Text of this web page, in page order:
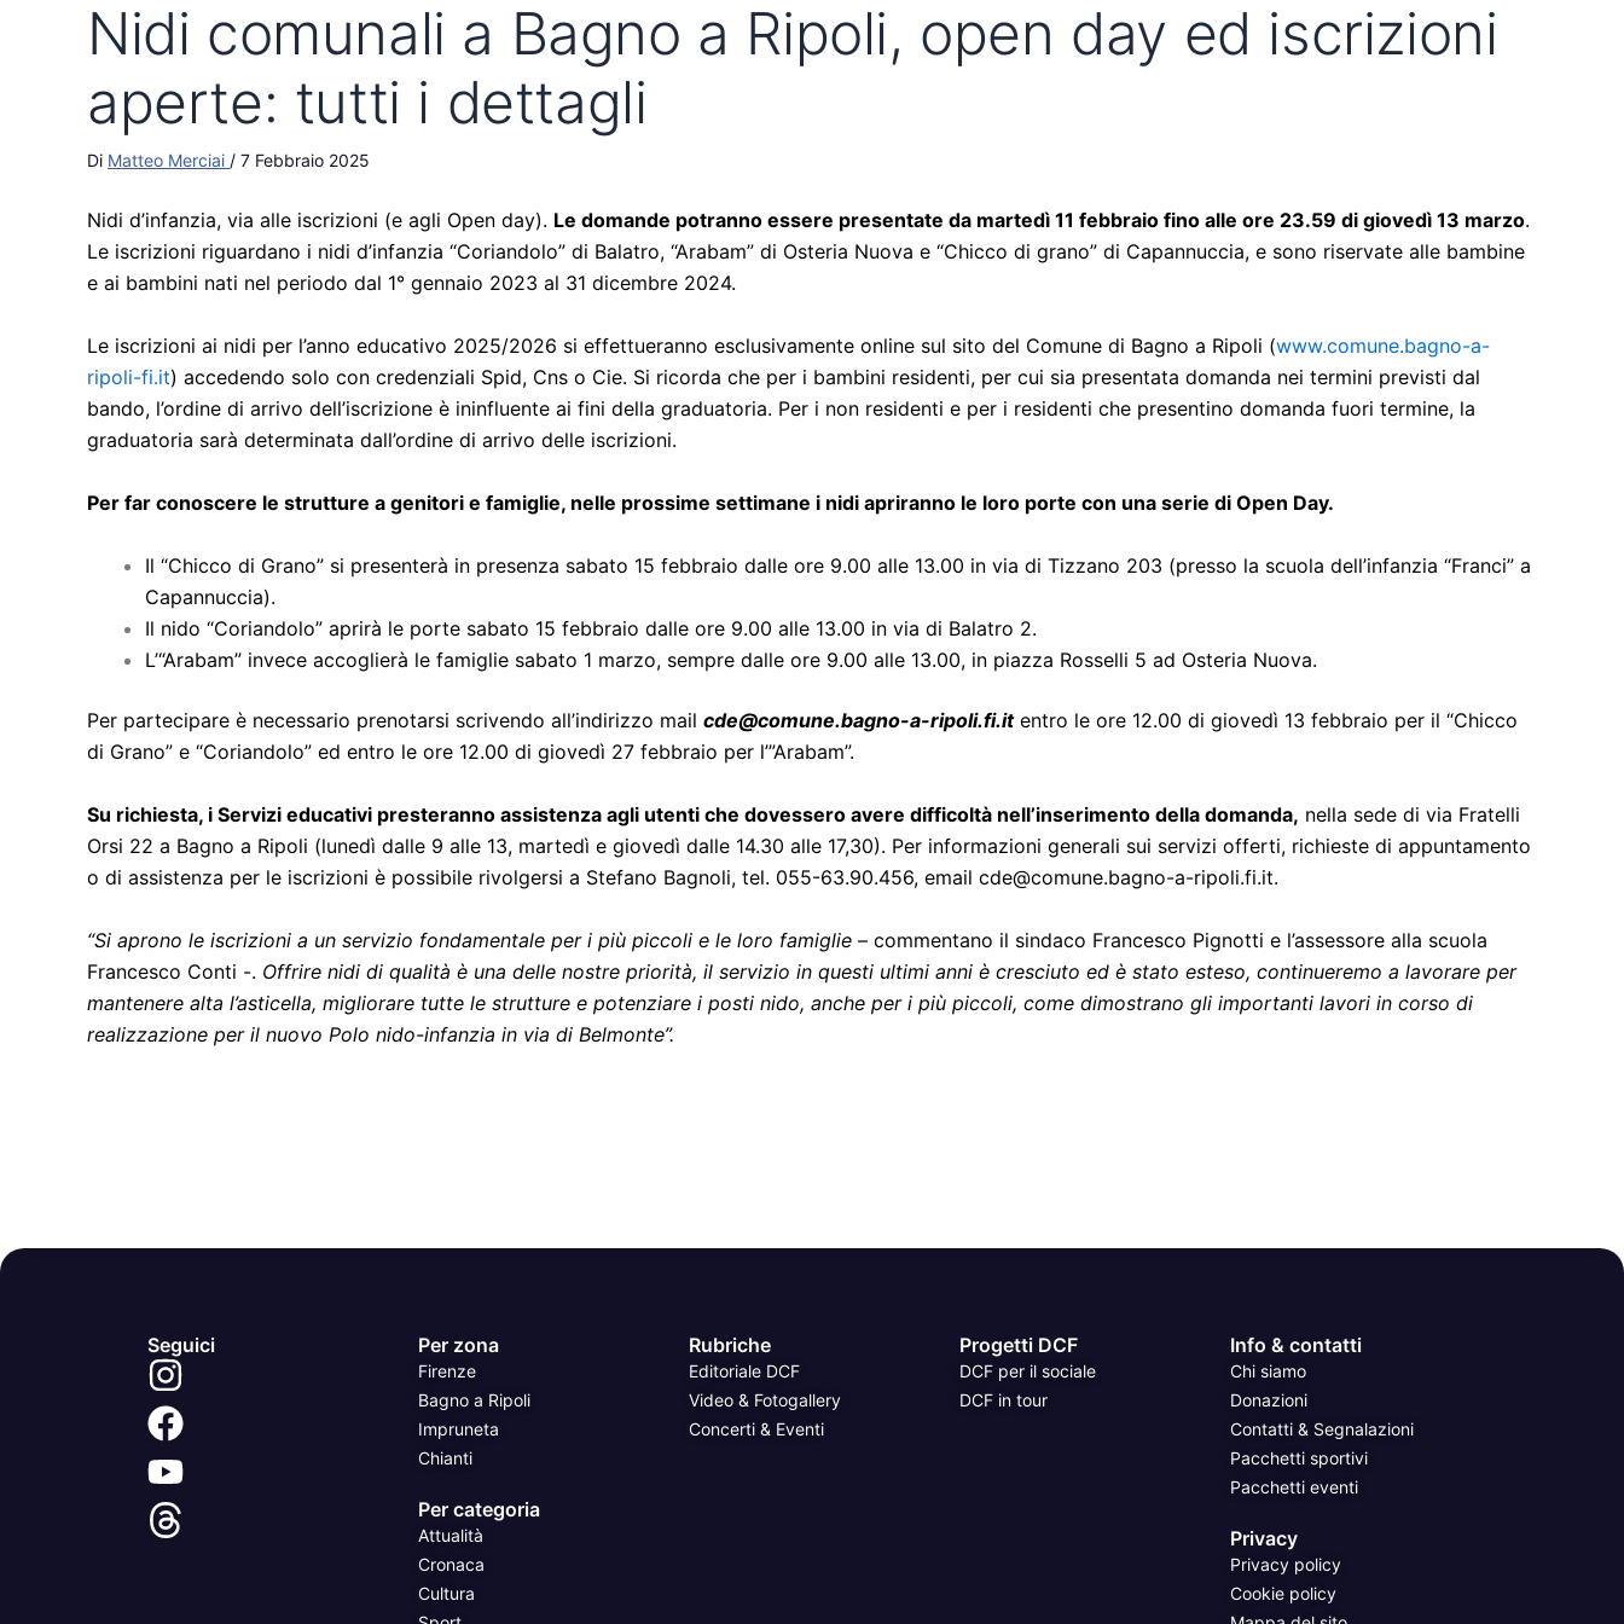
Nidi comunali a Bagno a Ripoli, open day ed iscrizioni
aperte: tutti i dettagli
Di Matteo Merciai / 7 Febbraio 2025
Nidi d’infanzia, via alle iscrizioni (e agli Open day). Le domande potranno essere presentate da martedì 11 febbraio fino alle ore 23.59 di giovedì 13 marzo.
Le iscrizioni riguardano i nidi d’infanzia “Coriandolo” di Balatro, “Arabam” di Osteria Nuova e “Chicco di grano” di Capannuccia, e sono riservate alle bambine
e ai bambini nati nel periodo dal 1° gennaio 2023 al 31 dicembre 2024.
Le iscrizioni ai nidi per l’anno educativo 2025/2026 si effettueranno esclusivamente online sul sito del Comune di Bagno a Ripoli (www.comune.bagno-a-
ripoli-fi.it) accedendo solo con credenziali Spid, Cns o Cie. Si ricorda che per i bambini residenti, per cui sia presentata domanda nei termini previsti dal
bando, l’ordine di arrivo dell’iscrizione è ininfluente ai fini della graduatoria. Per i non residenti e per i residenti che presentino domanda fuori termine, la
graduatoria sarà determinata dall’ordine di arrivo delle iscrizioni.
Per far conoscere le strutture a genitori e famiglie, nelle prossime settimane i nidi apriranno le loro porte con una serie di Open Day.
Il “Chicco di Grano” si presenterà in presenza sabato 15 febbraio dalle ore 9.00 alle 13.00 in via di Tizzano 203 (presso la scuola dell’infanzia “Franci” a
Capannuccia).
Il nido “Coriandolo” aprirà le porte sabato 15 febbraio dalle ore 9.00 alle 13.00 in via di Balatro 2.
L’“Arabam” invece accoglierà le famiglie sabato 1 marzo, sempre dalle ore 9.00 alle 13.00, in piazza Rosselli 5 ad Osteria Nuova.
Per partecipare è necessario prenotarsi scrivendo all’indirizzo mail cde@comune.bagno-a-ripoli.fi.it entro le ore 12.00 di giovedì 13 febbraio per il “Chicco
di Grano” e “Coriandolo” ed entro le ore 12.00 di giovedì 27 febbraio per l’”Arabam”.
Su richiesta, i Servizi educativi presteranno assistenza agli utenti che dovessero avere difficoltà nell’inserimento della domanda, nella sede di via Fratelli
Orsi 22 a Bagno a Ripoli (lunedì dalle 9 alle 13, martedì e giovedì dalle 14.30 alle 17,30). Per informazioni generali sui servizi offerti, richieste di appuntamento
o di assistenza per le iscrizioni è possibile rivolgersi a Stefano Bagnoli, tel. 055-63.90.456, email cde@comune.bagno-a-ripoli.fi.it.
“Si aprono le iscrizioni a un servizio fondamentale per i più piccoli e le loro famiglie – commentano il sindaco Francesco Pignotti e l’assessore alla scuola
Francesco Conti -. Offrire nidi di qualità è una delle nostre priorità, il servizio in questi ultimi anni è cresciuto ed è stato esteso, continueremo a lavorare per
mantenere alta l’asticella, migliorare tutte le strutture e potenziare i posti nido, anche per i più piccoli, come dimostrano gli importanti lavori in corso di
realizzazione per il nuovo Polo nido-infanzia in via di Belmonte”.
Seguici Per zona
Firenze
Bagno a Ripoli
Impruneta
Chianti
Per categoria
Attualità
Cronaca
Cultura
Rubriche
Editoriale DCF
Video & Fotogallery
Concerti & Eventi
Progetti DCF
DCF per il sociale
DCF in tour
Info & contatti
Chi siamo
Donazioni
Contatti & Segnalazioni
Pacchetti sportivi
Pacchetti eventi
Privacy
Privacy policy
Cookie policy